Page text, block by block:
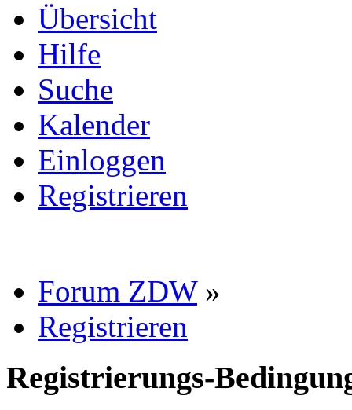
Übersicht
Hilfe
Suche
Kalender
Einloggen
Registrieren
Forum ZDW»
Registrieren
Registrierungs-